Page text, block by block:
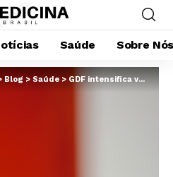
Saúde Sobre
Blog > Saúde > GDF intensifica vacinação contra o sarampo